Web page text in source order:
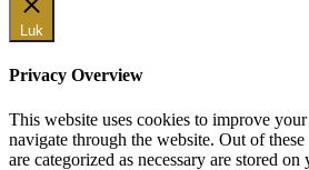
Luk
Privacy Overview
This website uses cookies to improve
navigate through the website. Out of
are categorized as necessary are stored